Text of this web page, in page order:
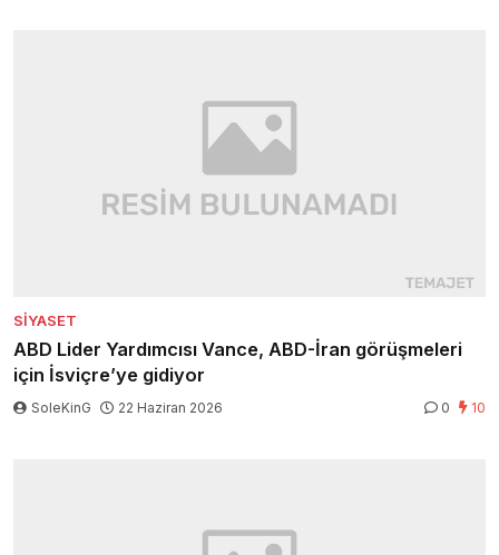
SIYASET
ABD Lider Yardımcısı Vance, ABD-İran görüşmeleri
için İsviçre’ye gidiyor
SoleKinG 22 Haziran 2026 0 10